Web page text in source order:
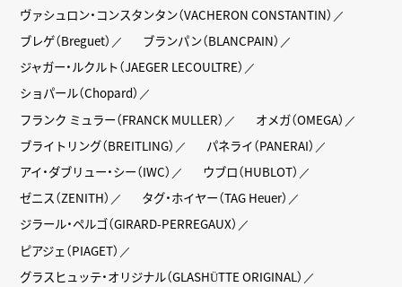
ヴァシュロン・コンスタンタン（VACHERON CONSTANTIN）
ブレゲ（Breguet）
ブランパン（BLANCPAIN）
ジャガー・ルクルト（JAEGER LECOULTRE）
ショパール（Chopard）
フランク ミュラー（FRANCK MULLER）
オメガ（OMEGA）
ブライトリング（BREITLING）
パネライ（PANERAI）
アイ・ダブリュー・シー（IWC）
ウブロ（HUBLOT）
ゼニス（ZENITH）
タグ・ホイヤー（TAG Heuer）
ジラール・ペルゴ（GIRARD-PERREGAUX）
ピアジェ（PIAGET）
グラスヒュッテ・オリジナル（GLASHÜTTE ORIGINAL）